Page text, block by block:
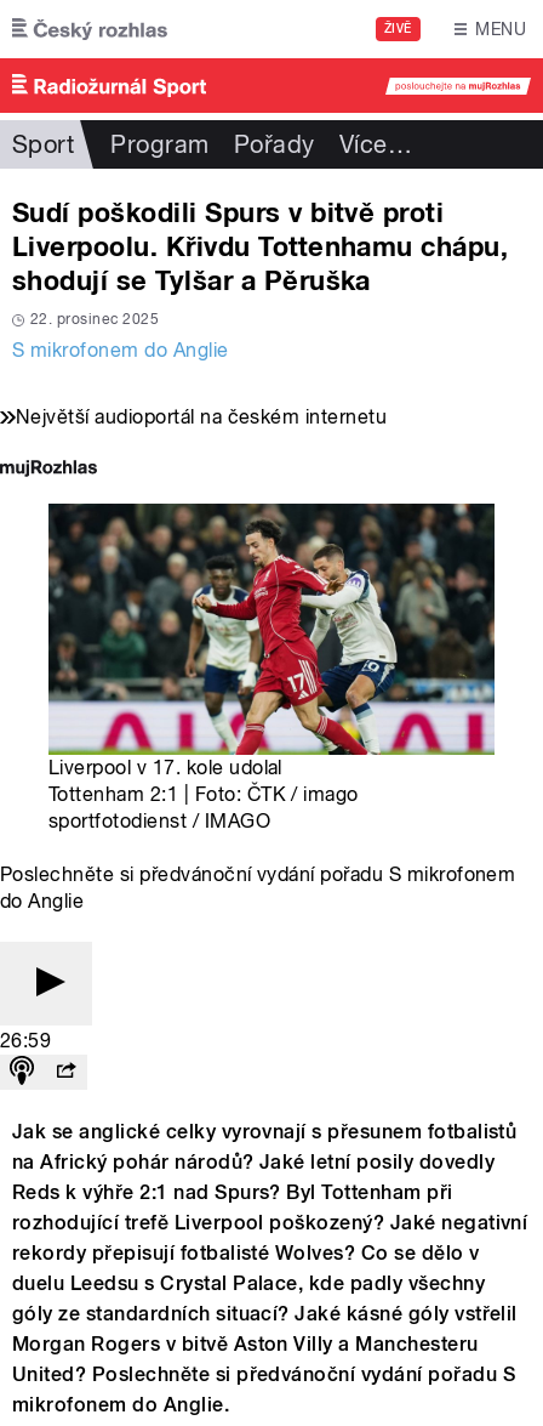
Přejít k hlavnímu obsahu
ŽIVĚ MENU
Sport Program Pořady Více…
Sudí poškodili Spurs v bitvě proti
Liverpoolu. Křivdu Tottenhamu chápu,
shodují se Tylšar a Pěruška
22. prosinec 2025
S mikrofonem do Anglie
Největší audioportál na českém internetu
Liverpool v 17. kole udolal
Tottenham 2:1 | Foto: ČTK / imago
sportfotodienst / IMAGO
Poslechněte si předvánoční vydání pořadu S mikrofonem
do Anglie
26:59
Jak se anglické celky vyrovnají s přesunem fotbalistů
na Africký pohár národů? Jaké letní posily dovedly
Reds k výhře 2:1 nad Spurs? Byl Tottenham při
rozhodující trefě Liverpool poškozený? Jaké negativní
rekordy přepisují fotbalisté Wolves? Co se dělo v
duelu Leedsu s Crystal Palace, kde padly všechny
góly ze standardních situací? Jaké kásné góly vstřelil
Morgan Rogers v bitvě Aston Villy a Manchesteru
United? Poslechněte si předvánoční vydání pořadu S
mikrofonem do Anglie.